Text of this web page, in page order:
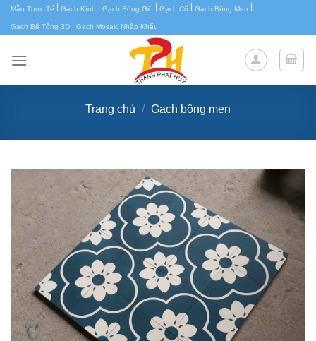
Chuyển
đến
dung
Mẫu Thực Tế Gạch Kính Gạch Bông Gió Gạch Cổ Gạch Bông Men
Gạch Bê Tông 3D Gạch Mosaic Nhập Khẩu
Trang chủ / Gạch bông men